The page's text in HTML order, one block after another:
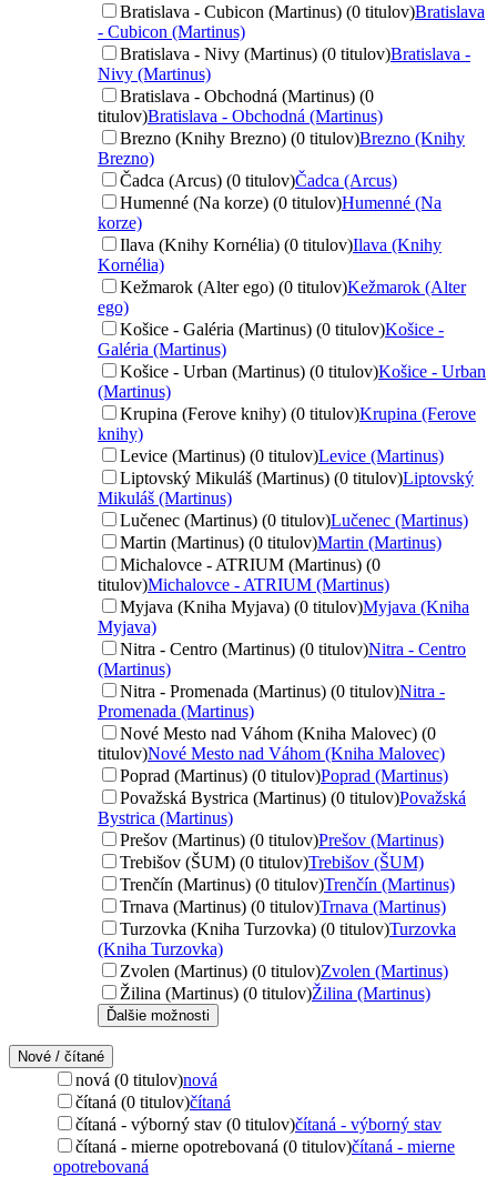
Bratislava - Cubicon (Martinus) (0 titulov)Bratislava
- Cubicon (Martinus)
Bratislava - Nivy (Martinus) (0 titulov)Bratislava -
Nivy (Martinus)
Bratislava - Obchodná (Martinus) (0
titulov)Bratislava - Obchodná (Martinus)
Brezno (Knihy Brezno) (0 titulov)Brezno (Knihy
Brezno)
Čadca (Arcus) (0 titulov)Čadca (Arcus)
Humenné (Na korze) (0 titulov)Humenné (Na
korze)
Ilava (Knihy Kornélia) (0 titulov)Ilava (Knihy
Kornélia)
Kežmarok (Alter ego) (0 titulov)Kežmarok (Alter
ego)
Košice - Galéria (Martinus) (0 titulov)Košice -
Galéria (Martinus)
Košice - Urban (Martinus) (0 titulov)Košice - Urban
(Martinus)
Krupina (Ferove knihy) (0 titulov)Krupina (Ferove
knihy)
Levice (Martinus) (0 titulov)Levice (Martinus)
Liptovský Mikuláš (Martinus) (0 titulov)Liptovský
Mikuláš (Martinus)
Lučenec (Martinus) (0 titulov)Lučenec (Martinus)
Martin (Martinus) (0 titulov)Martin (Martinus)
Michalovce - ATRIUM (Martinus) (0
titulov)Michalovce - ATRIUM (Martinus)
Myjava (Kniha Myjava) (0 titulov)Myjava (Kniha
Myjava)
Nitra - Centro (Martinus) (0 titulov)Nitra - Centro
(Martinus)
Nitra - Promenada (Martinus) (0 titulov)Nitra -
Promenada (Martinus)
Nové Mesto nad Váhom (Kniha Malovec) (0
titulov)Nové Mesto nad Váhom (Kniha Malovec)
Poprad (Martinus) (0 titulov)Poprad (Martinus)
Považská Bystrica (Martinus) (0 titulov)Považská
Bystrica (Martinus)
Prešov (Martinus) (0 titulov)Prešov (Martinus)
Trebišov (ŠUM) (0 titulov)Trebišov (ŠUM)
Trenčín (Martinus) (0 titulov)Trenčín (Martinus)
Trnava (Martinus) (0 titulov)Trnava (Martinus)
Turzovka (Kniha Turzovka) (0 titulov)Turzovka
(Kniha Turzovka)
Zvolen (Martinus) (0 titulov)Zvolen (Martinus)
Žilina (Martinus) (0 titulov)Žilina (Martinus)
Ďalšie možnosti
Nové / čítané
nová (0 titulov)nová
čítaná (0 titulov)čítaná
čítaná - výborný stav (0 titulov)čítaná - výborný stav
čítaná - mierne opotrebovaná (0 titulov)čítaná - mierne
opotrebovaná